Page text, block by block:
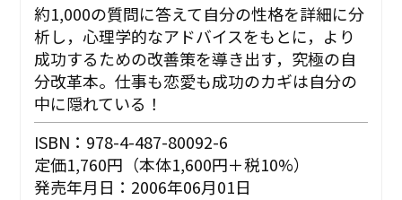
約1,000の質問に答えて自分の性格を詳細に分
析し，心理学的なアドバイスをもとに，より
成功するための改善策を導き出す，究極の自
分改革本。仕事も恋愛も成功のカギは自分の
中に隠れている！
ISBN：978-4-487-80092-6
定価1,760円（本体1,600円＋税10%）
発売年月日：2006年06月01日